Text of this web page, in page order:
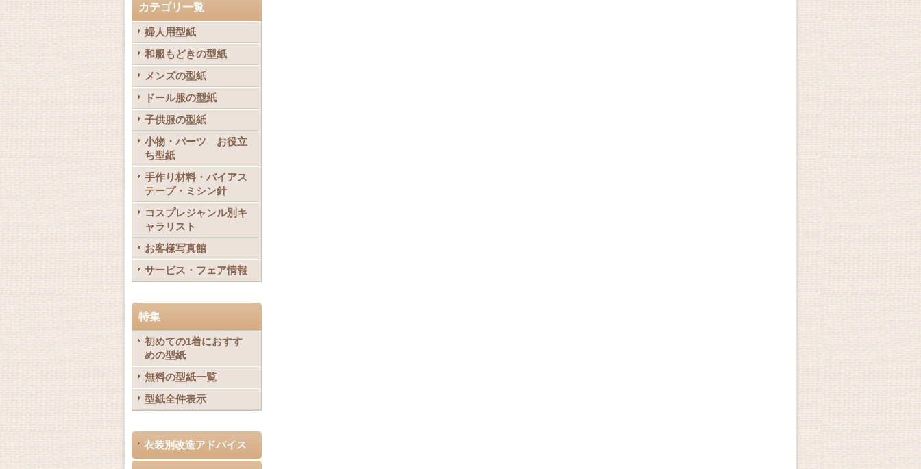
カテゴリ一覧
婦人用型紙
和服もどきの型紙
メンズの型紙
ドール服の型紙
子供服の型紙
小物・パーツ お役立
ち型紙
手作り材料・バイアス
テープ・ミシン針
コスプレジャンル別キ
ャラリスト
お客様写真館
サービス・フェア情報
特集
初めての1着におすす
めの型紙
無料の型紙一覧
型紙全件表示
衣装別改造アドバイス